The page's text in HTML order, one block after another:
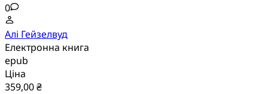
0
Алі Гейзелвуд
Електронна книга
epub
Ціна
359,00 ₴